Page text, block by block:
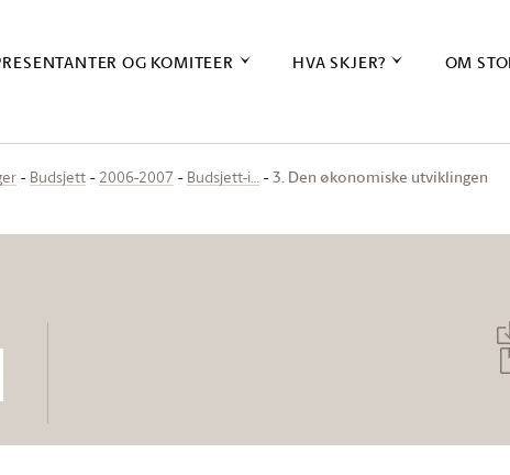
OG KOMITEER HVA SKJER? OM
Budsjett 2006-2007 Budsjett-i… 3. Den økonomiske utviklingen